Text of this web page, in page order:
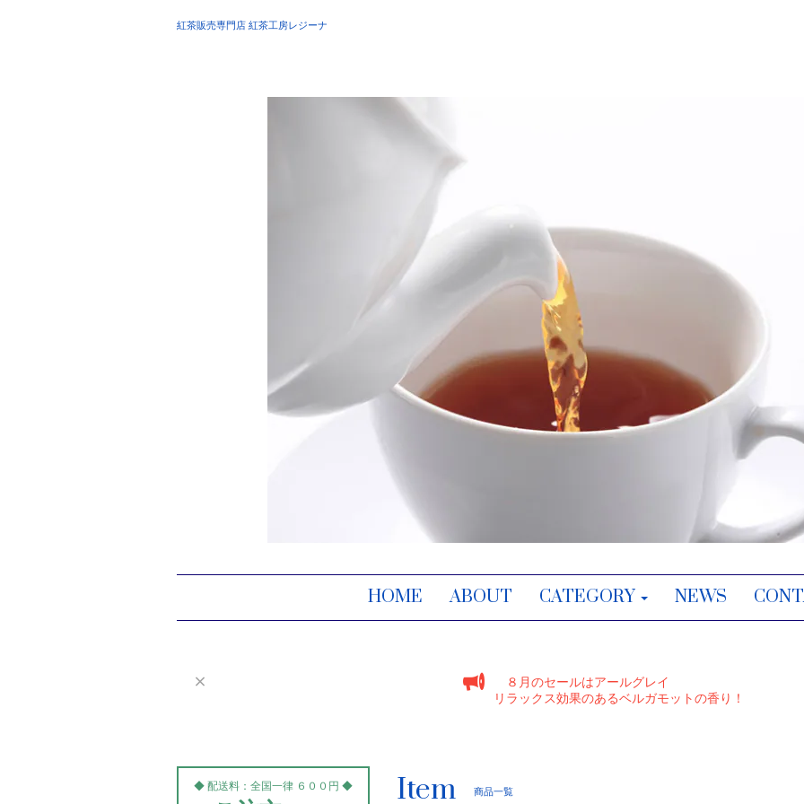
紅茶販売専門店 紅茶工房レジーナ
HOME ABOUT CATEGORY NEWS
８月のセールはアールグレイ
リラックス効果のあるベルガモットの香り！
Item 商品一覧
◆ 配送料：全国一律 ６００円 ◆